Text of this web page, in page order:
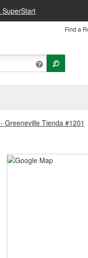
Find a
Greeneville Tienda #1201